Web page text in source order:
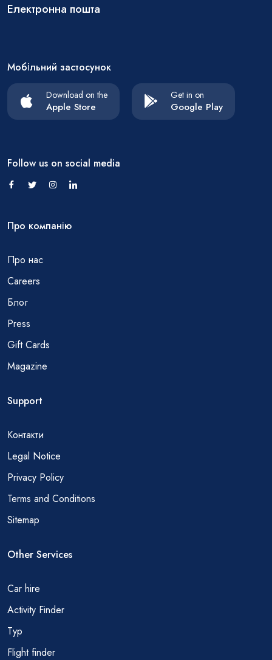
Електронна пошта
Мобільний застосунок
Download on the
Apple Store
Get in on
Google Play
Follow us on social media
Про компанію
Про нас
Careers
Блог
Press
Gift Cards
Magazine
Support
Контакти
Legal Notice
Privacy Policy
Terms and Conditions
Sitemap
Other Services
Car hire
Activity Finder
Тур
Flight finder